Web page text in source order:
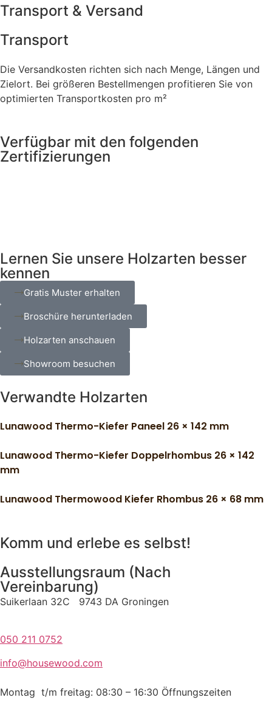
Transport & Versand
Transport
Die Versandkosten richten sich nach Menge, Längen und
Zielort. Bei größeren Bestellmengen profitieren Sie von
optimierten Transportkosten pro m²
Verfügbar mit den folgenden
Zertifizierungen
Lernen Sie unsere Holzarten besser
kennen
Gratis Muster erhalten
Broschüre herunterladen
Holzarten anschauen
Showroom besuchen
Verwandte Holzarten
Lunawood Thermo-Kiefer Paneel 26 × 142 mm
Lunawood Thermo-Kiefer Doppelrhombus 26 × 142
mm
Lunawood Thermowood Kiefer Rhombus 26 × 68 mm
Komm und erlebe es selbst!
Ausstellungsraum (Nach
Vereinbarung)
Suikerlaan 32C 9743 DA Groningen
050 211 0752
info@housewood.com
Montag t/m freitag: 08:30 – 16:30 Öffnungszeiten